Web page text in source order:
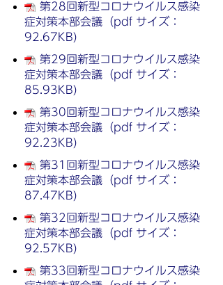
第28回新型コロナウイルス感染
症対策本部会議（pdf サイズ：
92.67KB)
第29回新型コロナウイルス感染
症対策本部会議（pdf サイズ：
85.93KB)
第30回新型コロナウイルス感染
症対策本部会議（pdf サイズ：
92.23KB)
第31回新型コロナウイルス感染
症対策本部会議（pdf サイズ：
87.47KB)
第32回新型コロナウイルス感染
症対策本部会議（pdf サイズ：
92.57KB)
第33回新型コロナウイルス感染